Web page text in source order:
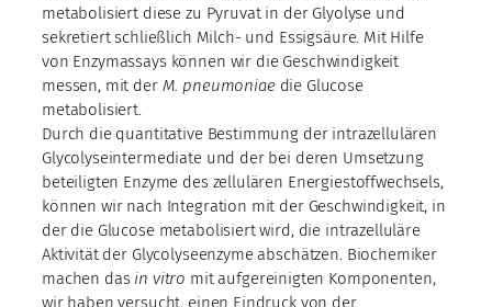
metabolisiert diese zu Pyruvat in der Glyolyse und
sekretiert schließlich Milch- und Essigsäure. Mit Hilfe
von Enzymassays können wir die Geschwindigkeit
messen, mit derM. pneumoniaedie Glucose
metabolisiert.
Durch die quantitative Bestimmung der intrazellulären
Glycolyseintermediate und der bei deren Umsetzung
beteiligten Enzyme des zellulären Energiestoffwechsels,
können wir nach Integration mit der Geschwindigkeit, in
der die Glucose metabolisiert wird, die intrazelluläre
Aktivität der Glycolyseenzyme abschätzen. Biochemiker
machen dasin vitro mit aufgereinigten Komponenten,
wir haben versucht, einen Eindruck von der